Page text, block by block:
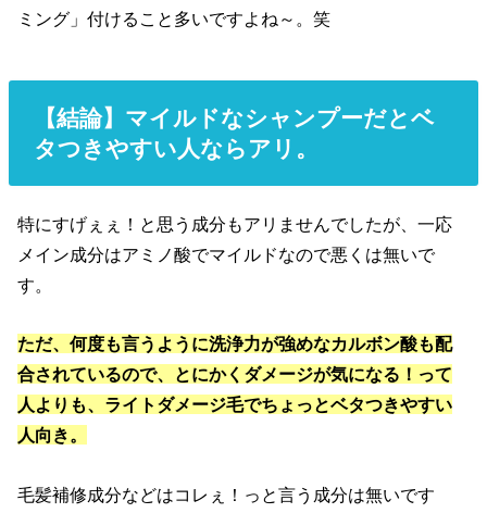
ミング」付けること多いですよね～。笑
【結論】マイルドなシャンプーだとベ
タつきやすい人ならアリ。
特にすげぇぇ！と思う成分もアリませんでしたが、一応
メイン成分はアミノ酸でマイルドなので悪くは無いで
す。
ただ、何度も言うように洗浄力が強めなカルボン酸も配
合されているので、とにかくダメージが気になる！って
人よりも、ライトダメージ毛でちょっとベタつきやすい
人向き。
毛髪補修成分などはコレぇ！っと言う成分は無いです